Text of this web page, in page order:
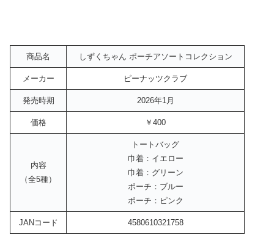
商品名 しずくちゃん ポーチアソートコレクション
メーカー ピーナッツクラブ
発売時期 2026年1月
価格 ￥400
内容
（全5種）
トートバッグ
巾着：イエロー
巾着：グリーン
ポーチ：ブルー
ポーチ：ピンク
JANコード 4580610321758